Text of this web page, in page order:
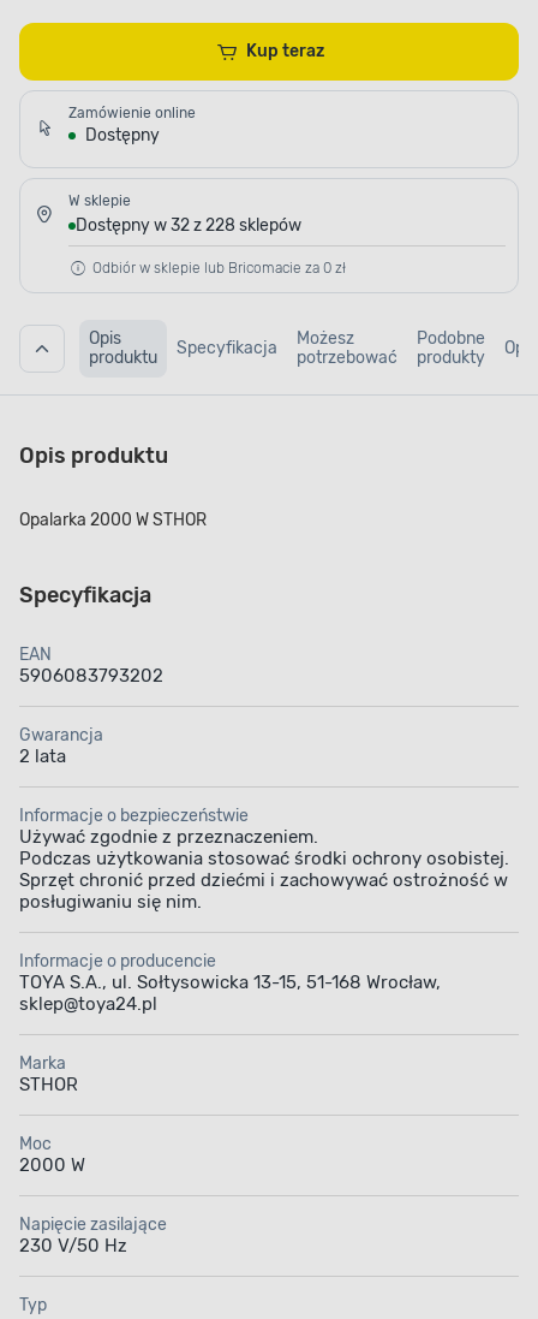
Kup teraz
Zamówienie online
Dostępny
W sklepie
Dostępny w 32 z 228 sklepów
Odbiór w sklepie lub Bricomacie za 0 zł
Opis
produktu
Specyfikacja
Możesz
potrzebować
Podobne
produkty
Opis produktu
Opalarka 2000 W STHOR
Specyfikacja
EAN
5906083793202
Gwarancja
2 lata
Informacje o bezpieczeństwie
Używać zgodnie z przeznaczeniem.
Podczas użytkowania stosować środki ochrony osobistej.
Sprzęt chronić przed dziećmi i zachowywać ostrożność w
posługiwaniu się nim.
Informacje o producencie
TOYA S.A., ul. Sołtysowicka 13-15, 51-168 Wrocław,
sklep@toya24.pl
Marka
STHOR
Moc
2000 W
Napięcie zasilające
230 V/50 Hz
Typ